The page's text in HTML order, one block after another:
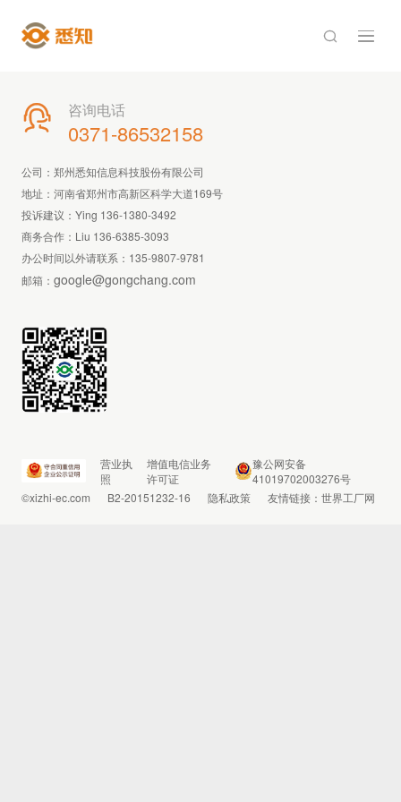

 咨询电话
0371-86532158
公司：郑州悉知信息科技股份有限公司
地址：河南省郑州市高新区科学大道169号
投诉建议：Ying 136-1380-3492
商务合作：Liu 136-6385-3093
办公时间以外请联系： 135-9807-9781
邮箱： google@gongchang.com
营业执
照
增值电信业务
许可证
豫公网安备
41019702003276号
©xizhi-ec.com
B2-20151232-16 隐私政策 友情链接： 世界工厂网